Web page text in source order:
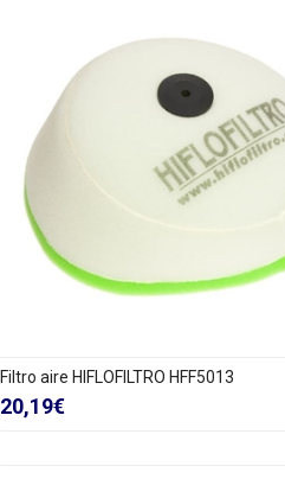
Filtro aire HIFLOFILTRO HFF5013
20,19€